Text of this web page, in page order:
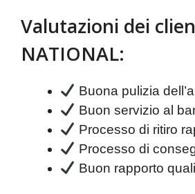
Valutazioni dei
NATIONAL:
Buona pulizia
Buon servizio al
Processo di ritiro
Processo di
Buon rapporto